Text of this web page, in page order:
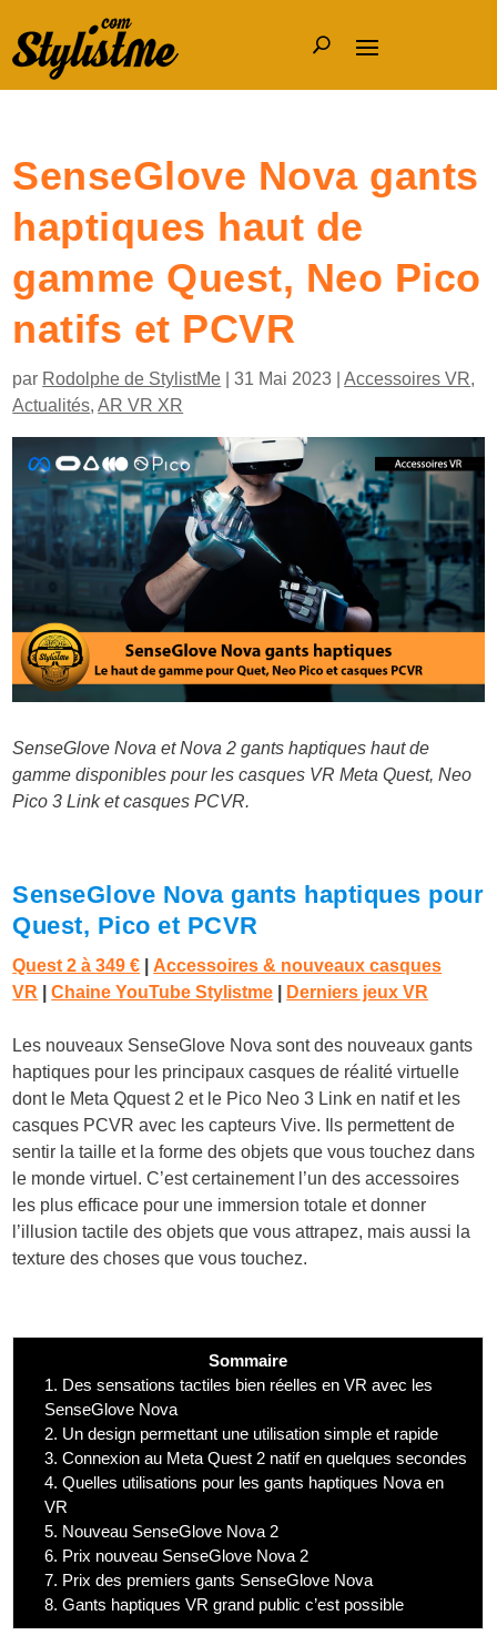
SenseGlove Nova gants
haptiques haut de
gamme Quest, Neo Pico
natifs et PCVR
par Rodolphe de StylistMe |31 Mai 2023 |Accessoires VR,
Actualités,AR VR XR
SenseGlove Nova et Nova 2 gants haptiques haut de
gamme disponibles pour les casques VR Meta Quest, Neo
Pico 3 Link et casques PCVR.
SenseGlove Nova gants haptiques pour
Quest, Pico et PCVR
Quest 2 à349 €
Accessoires & nouveaux casques
VR
|Chaine YouTube Stylistme Derniers jeux VR
Les nouveaux SenseGlove Nova sont des nouveaux gants
haptiques pour les principaux casques de réalité virtuelle
dont le Meta Qquest 2 et le Pico Neo 3 Link en natif et les
casques PCVR avec les capteurs Vive. Ils permettent de
sentir la taille et la forme des objets que vous touchez dans
le monde virtuel. C’est certainement l’un des accessoires
les plus efficace pour une immersion totale et donner
l’illusion tactile des objets que vous attrapez, mais aussi la
texture des choses que vous touchez.
Sommaire
1. Des sensations tactiles bien réelles en VR avec les
SenseGlove Nova
2. Un design permettant une utilisation simple et rapide
3. Connexion au Meta Quest 2 natif en quelques secondes
4. Quelles utilisations pour les gants haptiques Nova en
VR
5. Nouveau SenseGlove Nova 2
6. Prix nouveau SenseGlove Nova 2
7. Prix des premiers gants SenseGlove Nova
8. Gants haptiques VR grand public c’est possible